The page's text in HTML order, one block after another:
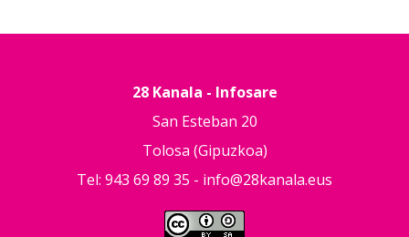
28 Kanala - Infosare
San Esteban 20
Tolosa (Gipuzkoa)
Tel: 943 69 89 35 - info@28kanala.eus